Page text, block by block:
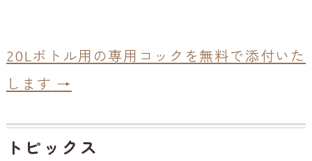
20Lボトル用の専用コックを無料で添付いた
します →
トピックス